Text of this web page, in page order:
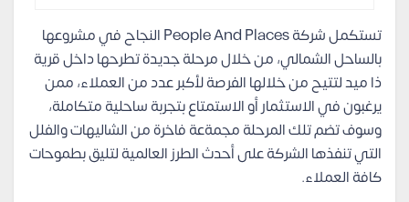
تستكمل شركة People And Places النجاح في مشروعها
بالساحل الشمالي، من خلال مرحلة جديدة تطرحها داخل قرية
ذا ميد لتتيح من خلالها الفرصة لأكبر عدد من العملاء، ممن
يرغبون في الاستثمار أو الاستمتاع بتجربة ساحلية متكاملة،
وسوف تضم تلك المرحلة مجمةعة فاخرة من الشاليهات والفلل
التي تنفذها الشركة على أحدث الطرز العالمية لتليق بطموحات
كافة العملاء.